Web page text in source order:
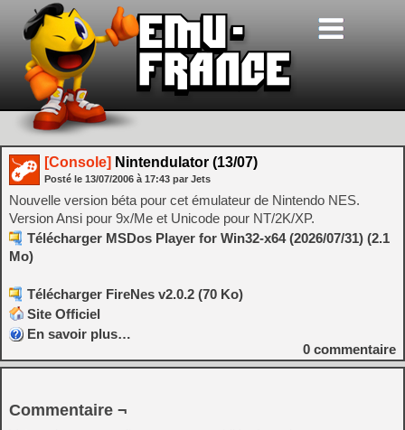
[Console] Nintendulator (13/07)
Posté le 13/07/2006 à 17:43 par Jets
Nouvelle version béta pour cet émulateur de Nintendo NES.
Version Ansi pour 9x/Me et Unicode pour NT/2K/XP.
Télécharger MSDos Player for Win32-x64 (2026/07/31) (2.1
Mo)
Télécharger FireNes v2.0.2 (70 Ko)
Site Officiel
En savoir plus…
0 commentaire
Commentaire ¬